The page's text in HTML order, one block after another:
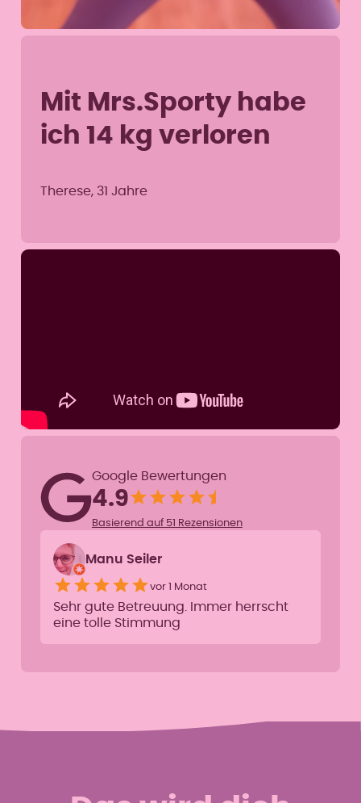
Abnehmen
Mit Mrs.Sporty habe
ich 14 kg verloren
Therese, 31 Jahre
Google Bewertungen
4.9
Basierend auf 51 Rezensionen
Manu Seiler
vor 1 Monat
Sehr gute Betreuung. Immer herrscht
eine tolle Stimmung